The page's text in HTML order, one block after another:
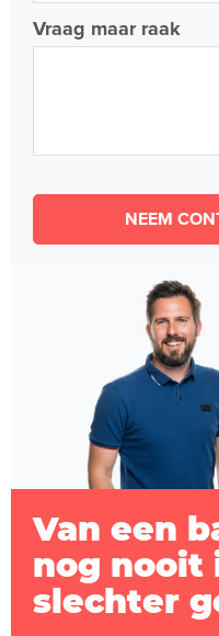
Vraag maar raak
NEEM
Van een
nog nooit
slechter